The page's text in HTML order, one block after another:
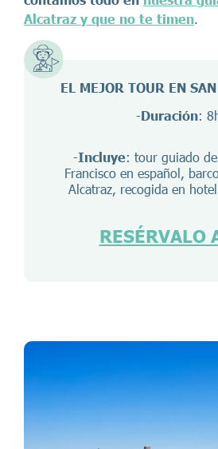
Alcatraz y que no te timen
EL MEJOR TOUR EN
-Duración:
-Incluye: tour guiado
Francisco en español,
Alcatraz, recogida en
RESÉRVALO